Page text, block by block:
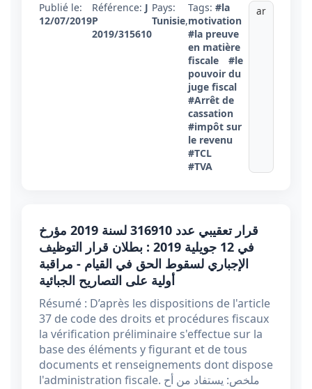
Publié le:
12/07/2019
Référence: J
P
2019/315610
Pays:
Tunisie,
Tags: #la
motivation
#la preuve
en matière
fiscale
#le
pouvoir du
juge fiscal
#Arrêt de
cassation
#impôt sur
le revenu
#TCL
#TVA
ar
قرار تعقيبي عدد 316910 لسنة 2019 مؤرخ
في 12 جويلية 2019 ​​​​​​​: بطلان قرار التوظيف
الإجباري لسقوط الحق في القيام - مراقبة
أولية على التصاريح الجبائية
Résumé : D’après les dispositions de l'article
37 de code des droits et procédures fiscaux
la vérification préliminaire s'effectue sur la
base des éléments y figurant et de tous
documents et renseignements dont dispose
l'administration fiscale. ملخص: يستفاد من أح